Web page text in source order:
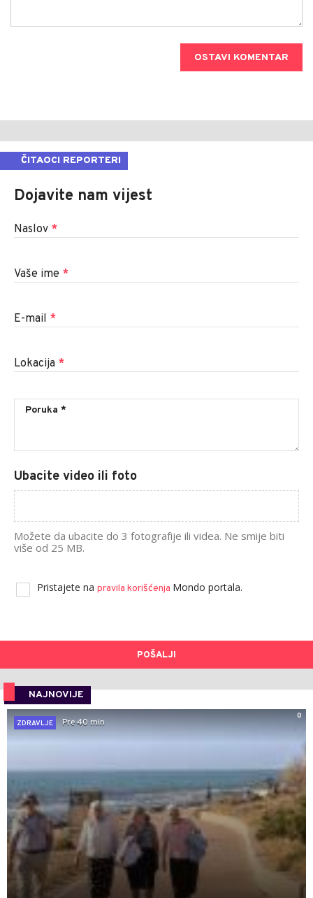
OSTAVI KOMENTAR
ČITAOCI REPORTERI
Dojavite nam vijest
Naslov *
Vaše ime *
E-mail *
Lokacija *
Ubacite video ili foto
Možete da ubacite do 3 fotografije ili videa. Ne smije biti
više od 25 MB.
Pristajete na pravila korišćenja Mondo portala.
POŠALJI
NAJNOVIJE
0
ZDRAVLJE
Pre 40 min